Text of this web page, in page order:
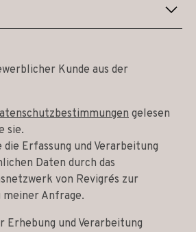
Kunde aus der
gelesen
sie.
die Erfassung und Verarbeitung
Daten durch das
von Revigrés zur
Anfrage.
Erhebung und Verarbeitung